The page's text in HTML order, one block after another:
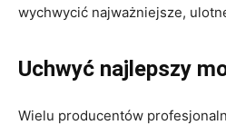
wychwycić najważniejsze,
Uchwyć najlepszy
Wielu producentów